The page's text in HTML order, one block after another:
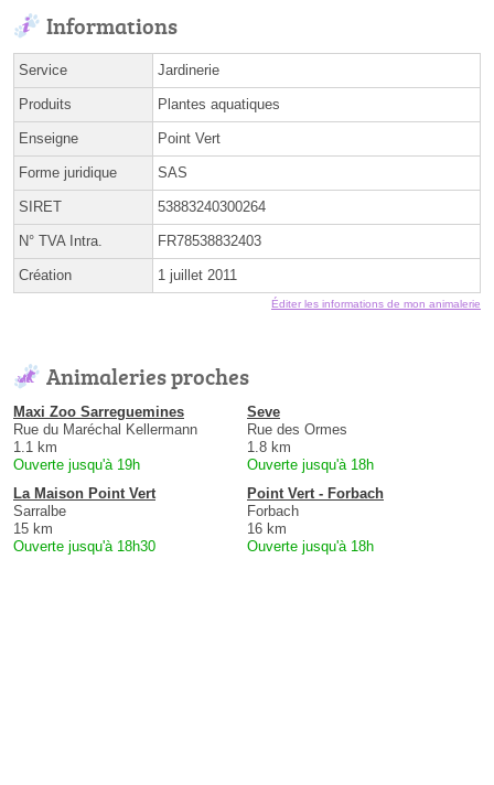
Informations
Service Jardinerie
Produits Plantes aquatiques
Enseigne Point Vert
Forme juridique SAS
SIRET 53883240300264
N° TVA Intra. FR78538832403
Création 1 juillet 2011
Éditer les informations de mon animalerie
Animaleries proches
Maxi Zoo Sarreguemines
Rue du Maréchal Kellermann
1.1 km
Ouverte jusqu'à 19h
Seve
Rue des Ormes
1.8 km
Ouverte jusqu'à 18h
La Maison Point Vert
Sarralbe
15 km
Ouverte jusqu'à 18h30
Point Vert - Forbach
Forbach
16 km
Ouverte jusqu'à 18h